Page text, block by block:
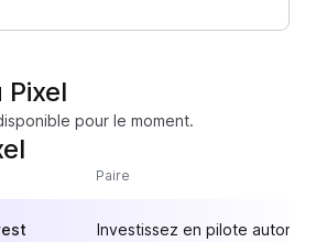
Pixel
pour le moment.
Paire
Investissez en pilote